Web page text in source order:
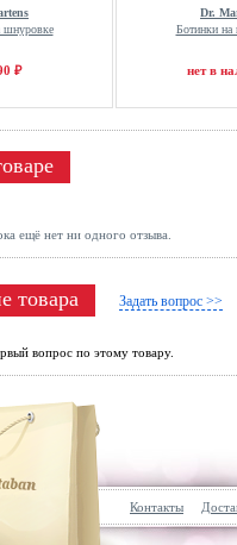
шнуровке
₽
Dr.
Ботинки на
нет в
ещё нет ни одного отзыва.
товара Задать вопрос >>
вопрос по этому товару.
Контакты